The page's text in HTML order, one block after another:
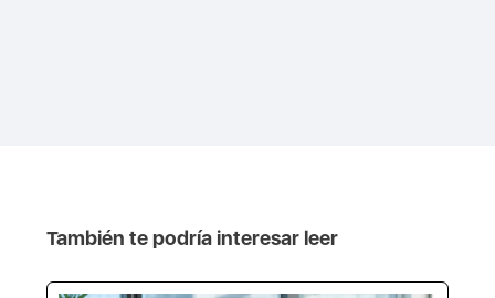
También te podría interesar leer